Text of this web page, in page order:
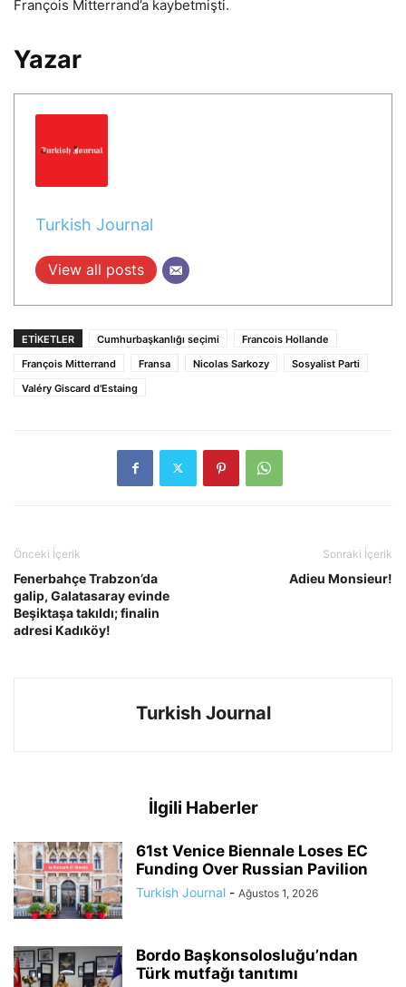
François Mitterrand’a kaybetmişti.
Yazar
Turkish Journal
View all posts
ETIKETLER Cumhurbaşkanlığı seçimi
Francois Hollande
François Mitterrand
Fransa Nicolas Sarkozy
Sosyalist Parti
Valéry Giscard d'Estaing
Önceki İçerik
Fenerbahçe Trabzon’da
galip, Galatasaray evinde
Beşiktaşa takıldı; finalin
adresi Kadıköy!
Sonraki İçerik
Adieu Monsieur!
Turkish Journal
İlgili Haberler
61st Venice Biennale Loses EC
Funding Over Russian Pavilion
Turkish Journal - Ağustos 1, 2026
Bordo Başkonsolosluğu’ndan
Türk mutfağı tanıtımı